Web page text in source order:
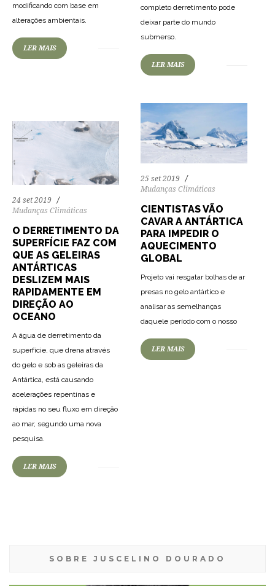
completo derretimento pode
deixar parte do mundo
submerso.
LER MAIS
modificando com base em
alterações ambientais.
LER MAIS
25 set 2019
Mudanças Climáticas
CIENTISTAS VÃO
CAVAR A ANTÁRTICA
PARA IMPEDIR O
AQUECIMENTO
GLOBAL
Projeto vai resgatar bolhas de ar
presas no gelo antártico e
analisar as semelhanças
daquele período com o nosso
LER MAIS
24 set 2019
Mudanças Climáticas
O DERRETIMENTO DA
SUPERFÍCIE FAZ COM
QUE AS GELEIRAS
ANTÁRTICAS
DESLIZEM MAIS
RAPIDAMENTE EM
DIREÇÃO AO
OCEANO
A água de derretimento da
superfície, que drena através
do gelo e sob as geleiras da
Antártica, está causando
acelerações repentinas e
rápidas no seu fluxo em direção
ao mar, segundo uma nova
pesquisa.
LER MAIS
81 1754
SOBRE JUSCELINO DOURADO